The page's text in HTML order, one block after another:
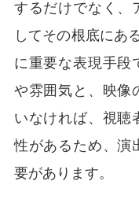
するだけでなく、
してその根底にあ
に重要な表現手段
や雰囲気と、映像
いなければ、視聴
性があるため、演
要があります。